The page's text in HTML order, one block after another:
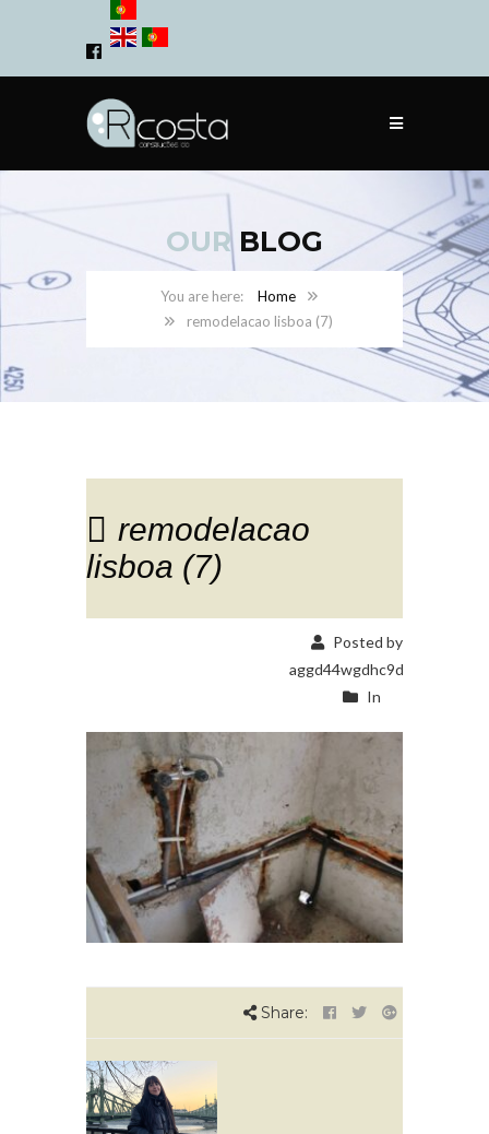
OURBLOG
Home
remodelacao lisboa (7)
remodelacao
lisboa (7)
Posted by
aggd44wgdhc9d
In
Share: